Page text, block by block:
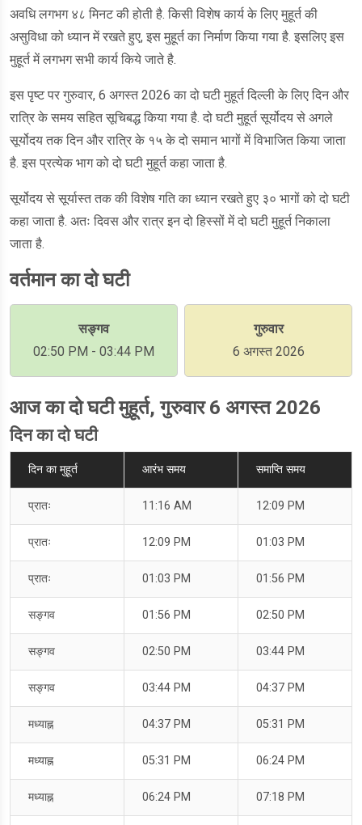
अवधि लगभग ४८ मिनट की होती है. किसी विशेष कार्य के लिए मुहूर्त की
असुविधा को ध्यान में रखते हुए, इस मुहूर्त का निर्माण किया गया है. इसलिए इस
मुहूर्त में लगभग सभी कार्य किये जाते है.
इस पृष्ट पर गुरुवार, 6 अगस्त 2026 का दो घटी मुहूर्त दिल्ली के लिए दिन और
रात्रि के समय सहित सूचिबद्ध किया गया है. दो घटी मुहूर्त सूर्योदय से अगले
सूर्योदय तक दिन और रात्रि के १५ के दो समान भागों में विभाजित किया जाता
है. इस प्रत्येक भाग को दो घटी मुहूर्त कहा जाता है.
सूर्योदय से सूर्यास्त तक की विशेष गति का ध्यान रखते हुए ३० भागों को दो घटी
कहा जाता है. अतः दिवस और रात्र इन दो हिस्सों में दो घटी मुहूर्त निकाला
जाता है.
वर्तमान का दो घटी
सङ्गव
02:50 PM - 03:44 PM
गुरुवार
6 अगस्त 2026
आज का दो घटी मुहूर्त, गुरुवार 6 अगस्त 2026
दिन का दो घटी
दिन का मुहूर्त आरंभ समय समाप्ति समय
प्रातः 11:16 AM 12:09 PM
प्रातः 12:09 PM 01:03 PM
प्रातः 01:03 PM 01:56 PM
सङ्गव 01:56 PM 02:50 PM
सङ्गव 02:50 PM 03:44 PM
सङ्गव 03:44 PM 04:37 PM
मध्याह्न 04:37 PM 05:31 PM
मध्याह्न 05:31 PM 06:24 PM
मध्याह्न 06:24 PM 07:18 PM